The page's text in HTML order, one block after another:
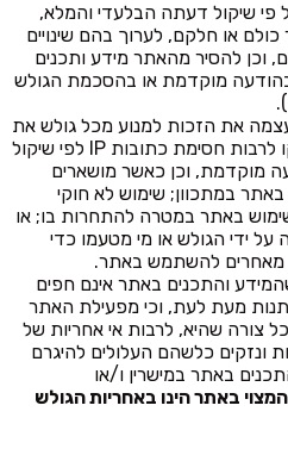
שיקול דעתה הבלעדי והמלא,
או חלקם, לערוך בהם שינויים
וכן להסיר מהאתר מידע ותכנים
מוקדמת או בהסכמת הגולש
את הזכות למנוע מכל גולש את
השימוש באתר ו/או בחלקו לרבות חסימת כתובות IP לפי שיקול
מוקדמת, וכן כאשר מושארים
באתר במתכוון; שימוש לא חוקי
באתר במטרה להתחרות בו; או
ידי הגולש או מי מטעמו כדי
מאחרים להשתמש באתר.
והתכנים באתר אינם חפים
מעת לעת, וכי מפעילת האתר
צורה שהיא, לרבות אי אחריות של
ונזקים כלשהם העלולים להיגרם
באתר במישרין ו/או
באתר הינו באחריות הגולש